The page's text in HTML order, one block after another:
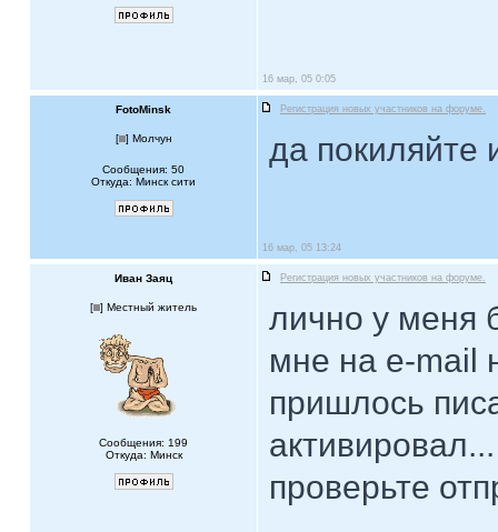
16 мар, 05 0:05
FotoMinsk Регистрация новых участников на форуме.
[ ] Молчун
Сообщения: 50
Откуда: Минск сити
да покиляйте
16 мар, 05 13:24
Иван Заяц Регистрация новых участников на форуме.
[ ] Местный житель
Сообщения: 199
Откуда: Минск
лично у меня
мне на e-mail
пришлось
активировал...
проверьте